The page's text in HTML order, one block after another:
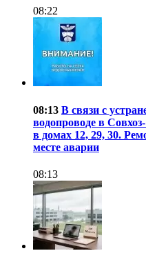
08:22
08:13 В связи с
водопроводе в
в домах 12, 29, 30.
месте аварии
08:13